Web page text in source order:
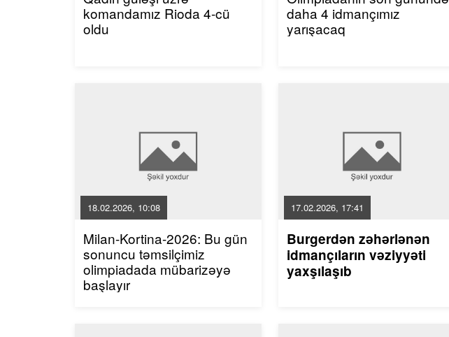
komandamız Rioda 4-cü
oldu
daha 4 idmançımız
yarışacaq
18.02.2026, 10:08
Milan-Kortina-2026: Bu gün
sonuncu təmsilçimiz
olimpiadada mübarizəyə
başlayır
17.02.2026, 17:41
Burgerdən zəhərlənən
idmançıların vəziyyəti
yaxşılaşıb